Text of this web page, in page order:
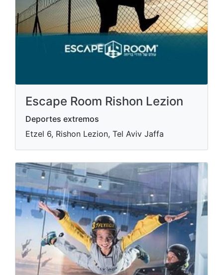
Escape Room Rishon Lezion
Deportes extremos
Etzel 6, Rishon Lezion, Tel Aviv Jaffa